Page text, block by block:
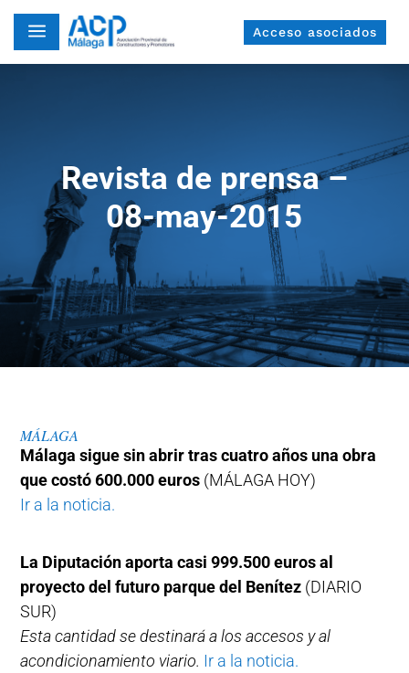
a Acceso asociados
Revista de prensa –
08-may-2015
MÁLAGA
Málaga sigue sin abrir tras cuatro años una obra
que costó 600.000 euros (MÁLAGA HOY)
Ir a la noticia.
La Diputación aporta casi 999.500 euros al
proyecto del futuro parque del Benítez (DIARIO
SUR)
Esta cantidad se destinará a los accesos y al
acondicionamiento viario. Ir a la noticia.